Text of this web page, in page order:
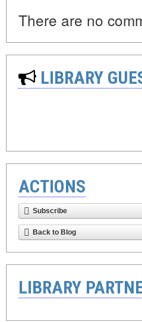
There are no
LIBRARY
ACTIONS
Subscribe
Back to Blog
LIBRARY